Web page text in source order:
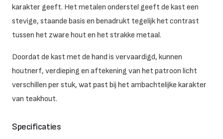
karakter geeft. Het metalen onderstel geeft de kast een
stevige, staande basis en benadrukt tegelijk het contrast
tussen het zware hout en het strakke metaal.
Doordat de kast met de hand is vervaardigd, kunnen
houtnerf, verdieping en aftekening van het patroon licht
verschillen per stuk, wat past bij het ambachtelijke karakter
van teakhout.
Specificaties